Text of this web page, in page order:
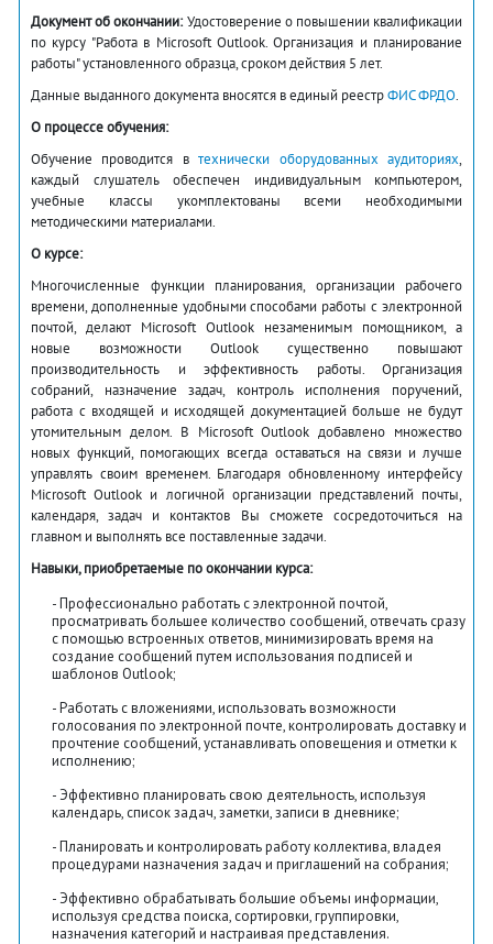
Документ об окончании:Удостоверение о повышении квалификации
по курсу "Работа в Microsoft Outlook. Организация и планирование
работы" установленного образца, сроком действия 5 лет.
Данные выданного документа вносятся в единый реестрФИС ФРДО.
О процессе обучения:
Обучение проводится втехнически оборудованных аудиториях,
каждый слушатель обеспечен индивидуальным компьютером,
учебные классы укомплектованы всеми необходимыми
методическими материалами.
О курсе:
Многочисленные функции планирования, организации рабочего
времени, дополненные удобными способами работы с электронной
почтой, делают Microsoft Outlook незаменимым помощником, а
новые возможности Outlook существенно повышают
производительность и эффективность работы. Организация
собраний, назначение задач, контроль исполнения поручений,
работа с входящей и исходящей документацией больше не будут
утомительным делом. В Microsoft Outlook добавлено множество
новых функций, помогающих всегда оставаться на связи и лучше
управлять своим временем. Благодаря обновленному интерфейсу
Microsoft Outlook и логичной организации представлений почты,
календаря, задач и контактов Вы сможете сосредоточиться на
главном и выполнять все поставленные задачи.
Навыки, приобретаемые по окончании курса:
Профессионально работать с электронной почтой,
просматривать большее количество сообщений, отвечать сразу
с помощью встроенных ответов, минимизировать время на
создание сообщений путем использования подписей и
шаблонов Outlook;
Работать с вложениями, использовать возможности
голосования по электронной почте, контролировать доставку и
прочтение сообщений, устанавливать оповещения и отметки к
исполнению;
Эффективно планировать свою деятельность, используя
календарь, список задач, заметки, записи в дневнике;
Планировать и контролировать работу коллектива, владея
процедурами назначения задач и приглашений на собрания;
Эффективно обрабатывать большие объемы информации,
используя средства поиска, сортировки, группировки,
назначения категорий и настраивая представления.